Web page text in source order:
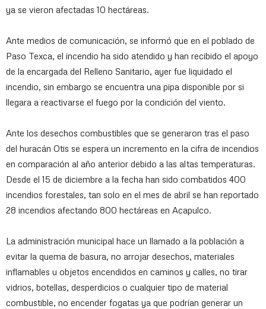
ya se vieron afectadas 10 hectáreas.
Ante medios de comunicación, se informó que en el poblado de
Paso Texca, el incendio ha sido atendido y han recibido el apoyo
de la encargada del Relleno Sanitario, ayer fue liquidado el
incendio, sin embargo se encuentra una pipa disponible por si
llegara a reactivarse el fuego por la condición del viento.
Ante los desechos combustibles que se generaron tras el paso
del huracán Otis se espera un incremento en la cifra de incendios
en comparación al año anterior debido a las altas temperaturas.
Desde el 15 de diciembre a la fecha han sido combatidos 400
incendios forestales, tan solo en el mes de abril se han reportado
28 incendios afectando 800 hectáreas en Acapulco.
La administración municipal hace un llamado a la población a
evitar la quema de basura, no arrojar desechos, materiales
inflamables u objetos encendidos en caminos y calles, no tirar
vidrios, botellas, desperdicios o cualquier tipo de material
combustible, no encender fogatas ya que podrían generar un